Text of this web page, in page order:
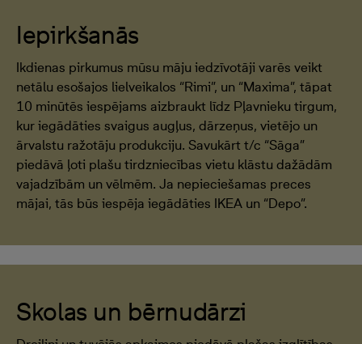
Iepirkšanās
Ikdienas pirkumus mūsu māju iedzīvotāji varēs veikt
netālu esošajos lielveikalos “Rimi”, un “Maxima”, tāpat
10 minūtēs iespējams aizbraukt līdz Pļavnieku tirgum,
kur iegādāties svaigus augļus, dārzeņus, vietējo un
ārvalstu ražotāju produkciju. Savukārt t/c “Sāga”
piedāvā ļoti plašu tirdzniecības vietu klāstu dažādām
vajadzībām un vēlmēm. Ja nepieciešamas preces
mājai, tās būs iespēja iegādāties IKEA un “Depo”.
Skolas un bērnudārzi